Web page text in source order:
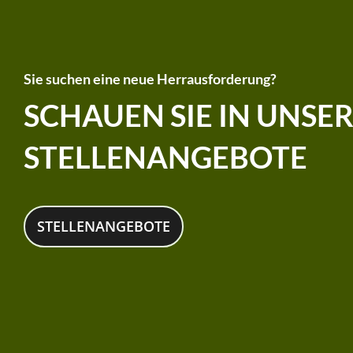
Sie suchen eine neue Herrausforderung?
SCHAUEN SIE IN
STELLENANGEBOTE
STELLENANGEBOTE